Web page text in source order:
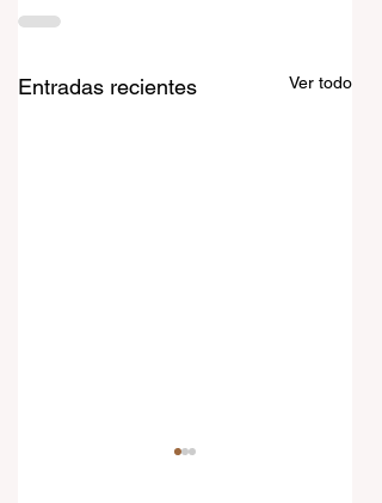
Entradas recientes Ver todo